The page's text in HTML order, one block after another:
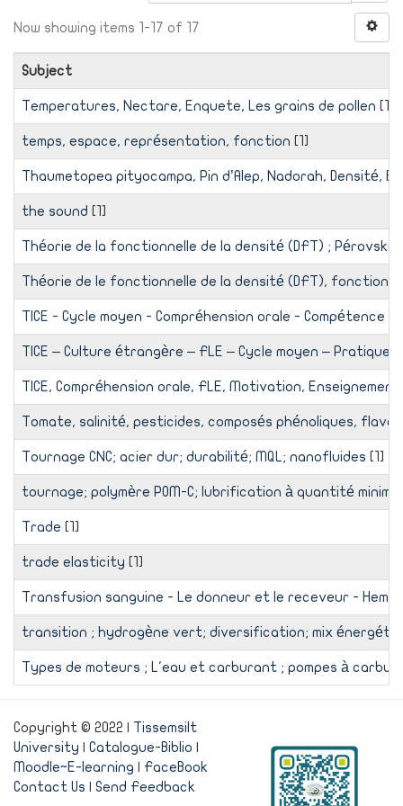
Now showing items 1-17 of 17
Subject
Temperatures, Nectare, Enquete, Les grains de pollen [1]
temps, espace, représentation, fonction [1]
Thaumetopea pityocampa, Pin d’Alep, Nadorah, Densité,
the sound [1]
Théorie de la fonctionnelle de la densité (DFT) ;
Théorie de le fonctionnelle de la densité (DFT),
TICE - Cycle moyen - Compréhension orale - Compétence
TICE – Culture étrangère – FLE – Cycle moyen –
TICE, Compréhension orale, FLE, Motivation,
Tomate, salinité, pesticides, composés phénoliques,
Tournage CNC; acier dur; durabilité; MQL; nanofluides [1]
tournage; polymère POM-C; lubrification à quantité
Trade [1]
trade elasticity [1]
Transfusion sanguine - Le donneur et le receveur -
transition ; hydrogène vert; diversification; mix
Types de moteurs ; L'eau et carburant ; pompes à
Copyright © 2022 | Tissemsilt
University
Catalogue-Biblio
Moodle~E-learning
FaceBook
Contact Us
Send Feedback